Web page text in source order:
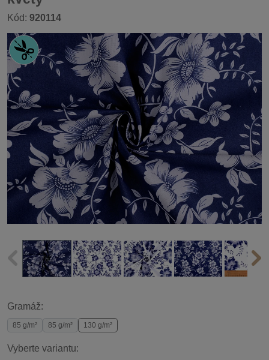
Kód: 920114
Gramáž:
85 g/m² 85 g/m² 130 g/m²
Vyberte variantu: